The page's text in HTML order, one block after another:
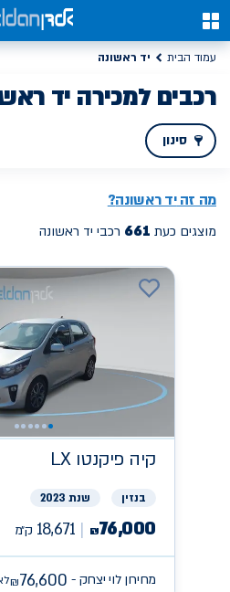
0
עמוד הבית יד ראשונה
רכבים למכירה יד
סינון
מה זהיד ראשונה?
מוצגים כעת רכבי יד ראשונה
קיה פיקנטו LX
בנזין שנת 2023
₪76,000
18,671 ק״מ
מחירון לוי יצחק - ₪76,600